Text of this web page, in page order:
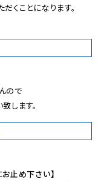
くことになります。
ので
します。
止め下さい】